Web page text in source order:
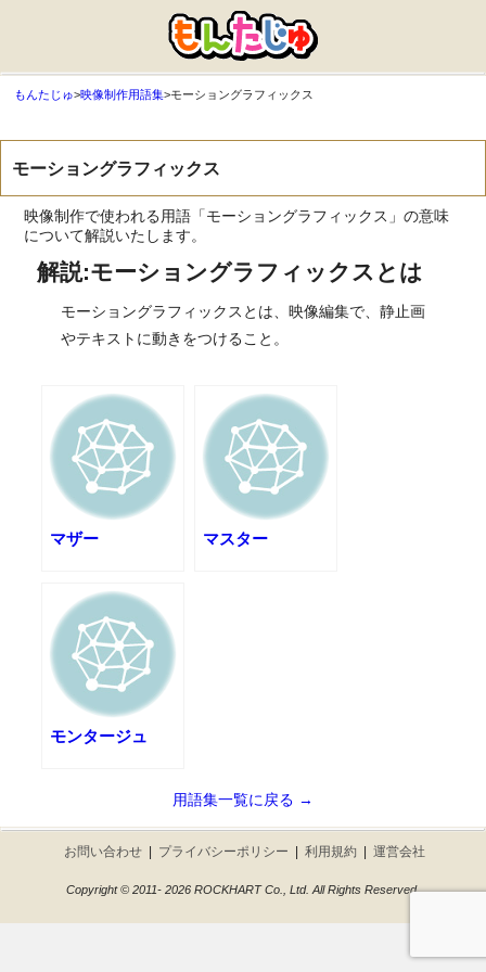
もんたじゅ>映像制作用語集>モーショングラフィックス
モーショングラフィックス
映像制作で使われる用語「モーショングラフィックス」の意味
について解説いたします。
解説:モーショングラフィックスとは
モーショングラフィックスとは、映像編集で、静止画
やテキストに動きをつけること。
マザー マスター
モンタージュ
用語集一覧に戻る →
お問い合わせ | プライバシーポリシー | 利用規約 | 運営会社
Copyright © 2011- 2026 ROCKHART Co., Ltd. All Rights Reserved.